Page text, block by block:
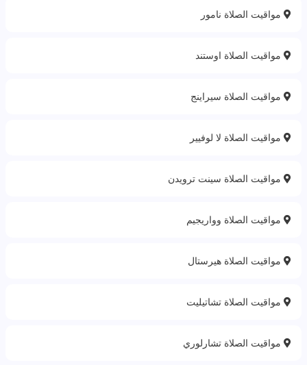
مواقيت الصلاة نامور
مواقيت الصلاة اوستند
مواقيت الصلاة سيراينج
مواقيت الصلاة لا لوفيير
مواقيت الصلاة سينت ترويدن
مواقيت الصلاة وواريجيم
مواقيت الصلاة هيرستال
مواقيت الصلاة تشاتيليت
مواقيت الصلاة تشارلوري